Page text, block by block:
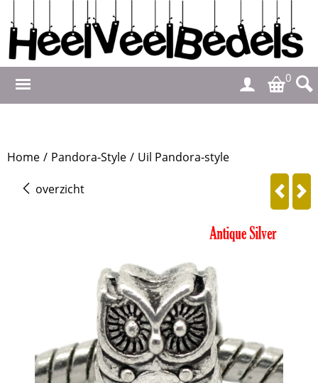
0
Home / Pandora-Style / Uil Pandora-style
overzicht